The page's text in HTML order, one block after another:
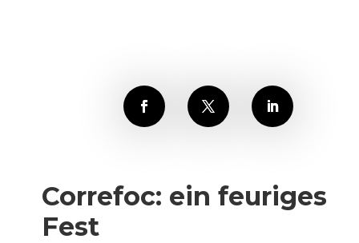
Correfoc: ein feuriges
Fest